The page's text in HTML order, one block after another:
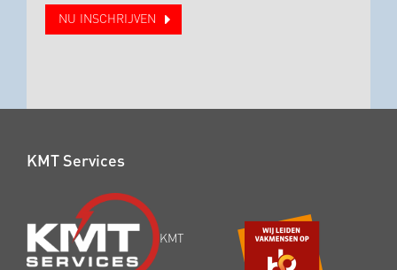
NU INSCHRIJVEN
KMT Services
KMT